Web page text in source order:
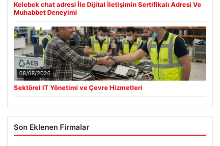
Kelebek chat adresi İle Dijital İletişimin Sertifikalı Adresi Ve
Muhabbet Deneyimi
08/08/2026
Sektörel IT Yönetimi ve Çevre Hizmetleri
Son Eklenen Firmalar